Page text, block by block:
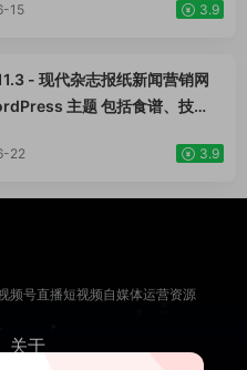
方式、游戏、投资组合、免费赠
个人网站
15 3.9
- 现代杂志报纸新闻营销网
主题 包括食谱、技
方式、游戏、投资组合、免费赠
22 3.9
频号直播短视频自媒体运营资源
关于